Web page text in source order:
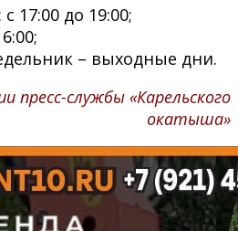
17:00 до 19:00;
– выходные дни.
пресс-службы «Карельского
окатыша»